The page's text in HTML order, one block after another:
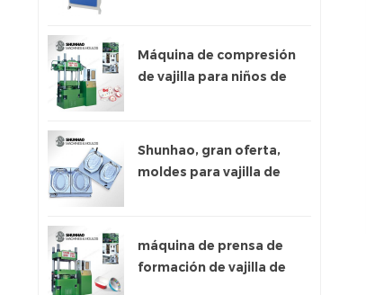
Máquina de compresión
de vajilla para niños de
Shunhao, gran oferta,
moldes para vajilla de
máquina de prensa de
formación de vajilla de